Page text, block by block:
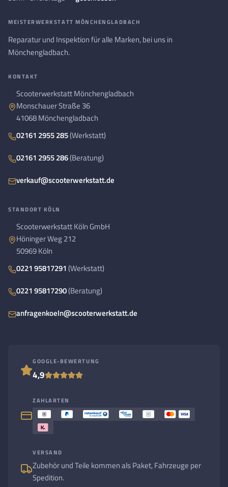
MEISTERWERKSTATT MÖNCHENGLADBACH
Reparatur und Inspektion für alle Marken, bei uns in
Mönchengladbach.
KONTAKT
Scooterwerkstatt Mönchengladbach
Monschauer Straße 36
41068 Mönchengladbach
02161 2955 285(Werkstatt)
02161 2955 286(Beratung)
verkauf@scooterwerkstatt.de
STANDORT KÖLN
Scooterwerkstatt Köln GmbH
Höninger Weg 212
50969 Köln
0221 95817291 (Werkstatt)
0221 95817290(Beratung)
anfragenkoeln@scooterwerkstatt.de
GOOGLE-BEWERTUNG
4,9
ZAHLARTEN
VERSAND
Zubehör und Teile kommen als Paket, Fahrzeuge per
Spedition.